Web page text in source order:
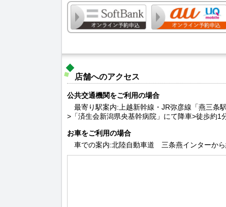
店舗へのアクセス
公共交通機関をご利用の場合
最寄り駅案内:上越新幹線・JR弥彦線「燕三条
>「済生会新潟県央基幹病院」にて降車>徒歩約1分
お車をご利用の場合
車での案内:北陸自動車道 三条燕インターか